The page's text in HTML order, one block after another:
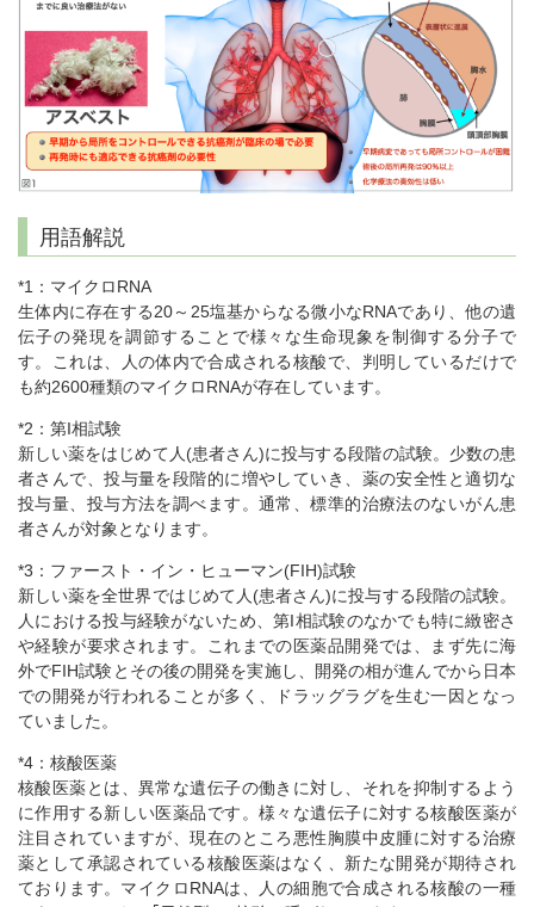
用語解説
*1：マイクロRNA
生体内に存在する20～25塩基からなる微小なRNAであり、他の遺
伝子の発現を調節することで様々な生命現象を制御する分子で
す。これは、人の体内で合成される核酸で、判明しているだけで
も約2600種類のマイクロRNAが存在しています。
*2：第I相試験
新しい薬をはじめて人(患者さん)に投与する段階の試験。少数の患
者さんで、投与量を段階的に増やしていき、薬の安全性と適切な
投与量、投与方法を調べます。通常、標準的治療法のないがん患
者さんが対象となります。
*3：ファースト・イン・ヒューマン(FIH)試験
新しい薬を全世界ではじめて人(患者さん)に投与する段階の試験。
人における投与経験がないため、第I相試験のなかでも特に緻密さ
や経験が要求されます。これまでの医薬品開発では、まず先に海
外でFIH試験とその後の開発を実施し、開発の相が進んでから日本
での開発が行われることが多く、ドラッグラグを生む一因となっ
ていました。
*4：核酸医薬
核酸医薬とは、異常な遺伝子の働きに対し、それを抑制するよう
に作用する新しい医薬品です。様々な遺伝子に対する核酸医薬が
注目されていますが、現在のところ悪性胸膜中皮腫に対する治療
薬として承認されている核酸医薬はなく、新たな開発が期待され
ております。マイクロRNAは、人の細胞で合成される核酸の一種